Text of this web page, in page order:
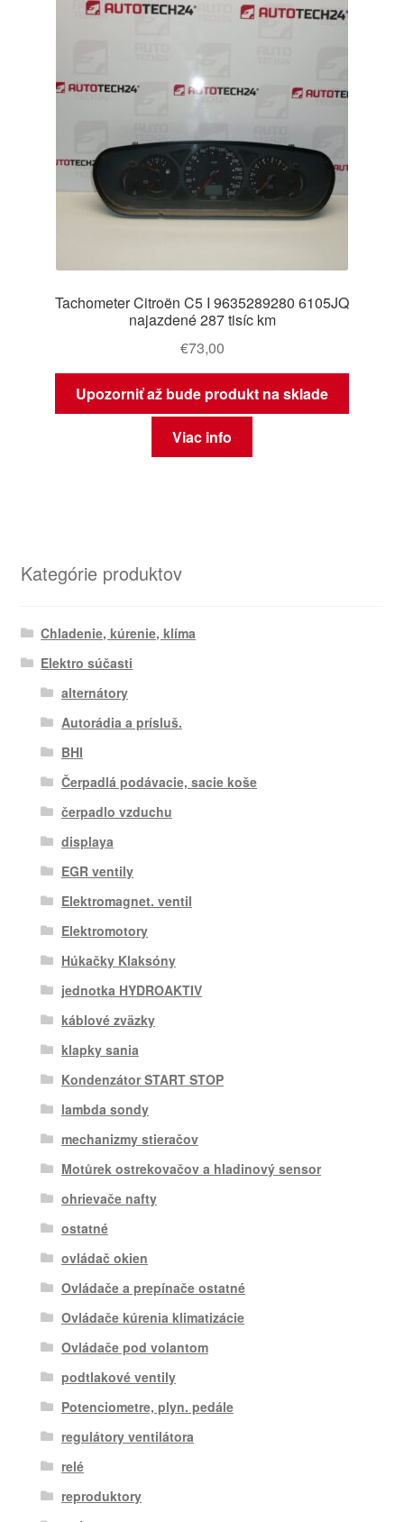
Tachometer Citroën C5 I 9635289280 6105JQ
najazdené 287 tisíc km
€73,00
Upozorniť až bude produkt na sklade
Viac info
Kategórie produktov
Chladenie, kúrenie, klíma
Elektro súčasti
alternátory
Autorádia a prísluš.
BHI
Čerpadlá podávacie, sacie koše
čerpadlo vzduchu
displaya
EGR ventily
Elektromagnet. ventil
Elektromotory
Húkačky Klaksóny
jednotka HYDROAKTIV
káblové zväzky
klapky sania
Kondenzátor START STOP
lambda sondy
mechanizmy stieračov
Motůrek ostrekovačov a hladinový sensor
ohrievače nafty
ostatné
ovládač okien
Ovládače a prepínače ostatné
Ovládače kúrenia klimatizácie
Ovládače pod volantom
podtlakové ventily
Potenciometre, plyn. pedále
regulátory ventilátora
relé
reproduktory